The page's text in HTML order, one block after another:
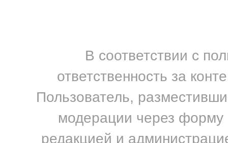
В соответствии с
ответственность за
Пользователь,
модерации через форму
редакцией и